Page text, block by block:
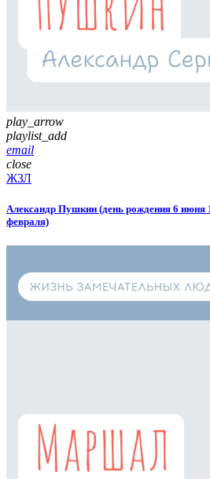
play_arrow
playlist_add
email
close
ЖЗЛ
Александр Пушкин (день рождения 6 июня
февраля)